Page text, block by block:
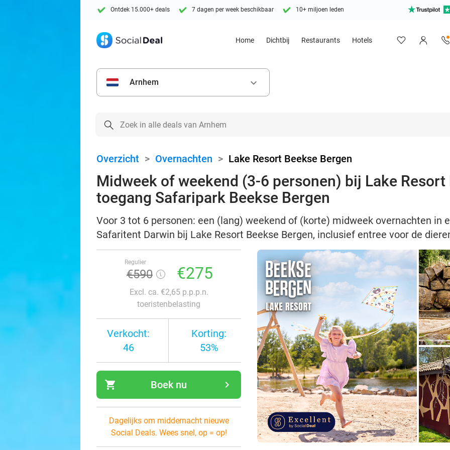
Ontdek 15.000+ deals 7 dagen per week beschikbaar 10+ miljoen leden
Home Dichtbij Restaurants Hotels
Arnhem keyboard_arrow_down
Overzicht > Overnachten > Lake Resort Beekse Bergen
Midweek of weekend (3-6 personen) bij Lake Resort
toegang Safaripark Beekse Bergen
Voor 3 tot 6 personen: een (lang) weekend of (korte) midweek overnachten in
Safaritent Darwin bij Lake Resort Beekse Bergen, inclusief entree voor de
Regulier
€590 €275
Excl. ca. €2,65 p.p.p.n.
toeristenbelasting
Verkocht:
46
Korting:
53%
shopping_cart navigate_next
Boek nu
Dagelijks om middernacht nieuwe
Social Deals. Wees snel, op = op!